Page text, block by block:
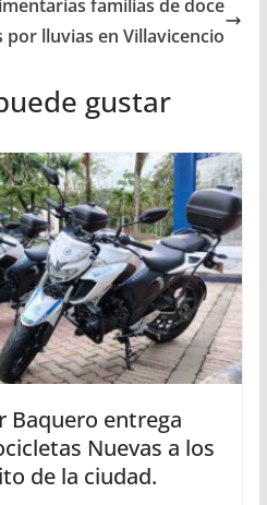
familias de doce
lluvias en Villavicencio
gustar
Baquero entrega
Nuevas a los
de la ciudad.